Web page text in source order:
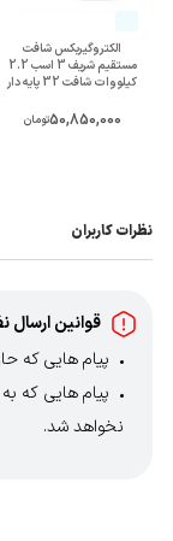
الکتروگیربکس شافت
مستقیم شریف 3 اسب 2.2
کیلووات شافت 32 پایه دار
50,850,000تومان
نظرات کاربران
قوانین ارسال
پیام هایی که
پیام هایی که
نخواهد شد.
با توجه به
وجود دارد،